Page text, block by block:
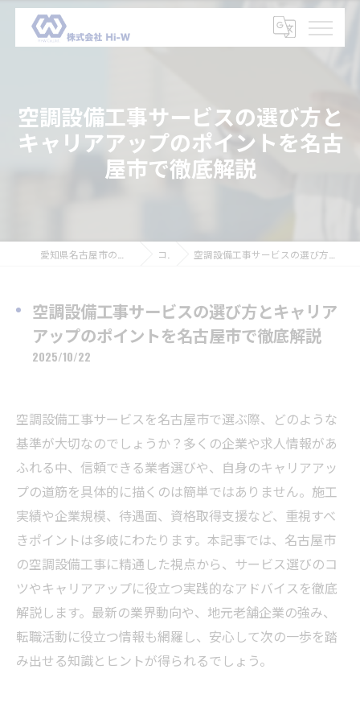
空調設備工事サービスの選び方と
キャリアアップのポイントを名古
屋市で徹底解説
コラム 空調設備工事サービスの選び方とキャリアアップのポイントを名古屋市で徹底解説
空調設備工事サービスの選び方とキャリア
アップのポイントを名古屋市で徹底解説
2025/10/22
空調設備工事サービスを名古屋市で選ぶ際、どのような
基準が大切なのでしょうか？多くの企業や求人情報があ
ふれる中、信頼できる業者選びや、自身のキャリアアッ
プの道筋を具体的に描くのは簡単ではありません。施工
実績や企業規模、待遇面、資格取得支援など、重視すべ
きポイントは多岐にわたります。本記事では、名古屋市
の空調設備工事に精通した視点から、サービス選びのコ
ツやキャリアアップに役立つ実践的なアドバイスを徹底
解説します。最新の業界動向や、地元老舗企業の強み、
転職活動に役立つ情報も網羅し、安心して次の一歩を踏
み出せる知識とヒントが得られるでしょう。